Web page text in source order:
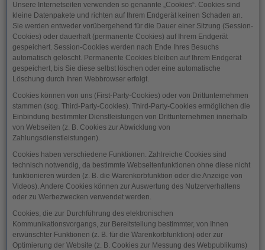
Unsere Internetseiten verwenden so genannte „Cookies“. Cookies sind
kleine Datenpakete und richten auf Ihrem Endgerät keinen Schaden an.
Sie werden entweder vorübergehend für die Dauer einer Sitzung (Session-
Cookies) oder dauerhaft (permanente Cookies) auf Ihrem Endgerät
gespeichert. Session-Cookies werden nach Ende Ihres Besuchs
automatisch gelöscht. Permanente Cookies bleiben auf Ihrem Endgerät
gespeichert, bis Sie diese selbst löschen oder eine automatische
Löschung durch Ihren Webbrowser erfolgt.
Cookies können von uns (First-Party-Cookies) oder von Drittunternehmen
stammen (sog. Third-Party-Cookies). Third-Party-Cookies ermöglichen die
Einbindung bestimmter Dienstleistungen von Drittunternehmen innerhalb
von Webseiten (z. B. Cookies zur Abwicklung von
Zahlungsdienstleistungen).
Cookies haben verschiedene Funktionen. Zahlreiche Cookies sind
technisch notwendig, da bestimmte Webseitenfunktionen ohne diese nicht
funktionieren würden (z. B. die Warenkorbfunktion oder die Anzeige von
Videos). Andere Cookies können zur Auswertung des Nutzerverhaltens
oder zu Werbezwecken verwendet werden.
Cookies, die zur Durchführung des elektronischen
Kommunikationsvorgangs, zur Bereitstellung bestimmter, von Ihnen
erwünschter Funktionen (z. B. für die Warenkorbfunktion) oder zur
Optimierung der Website (z. B. Cookies zur Messung des Webpublikums)